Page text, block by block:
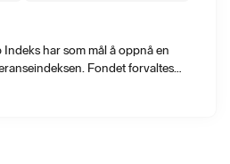
har som mål å oppnå en
Fondet forvaltes
i aksjemarkedet globalt.